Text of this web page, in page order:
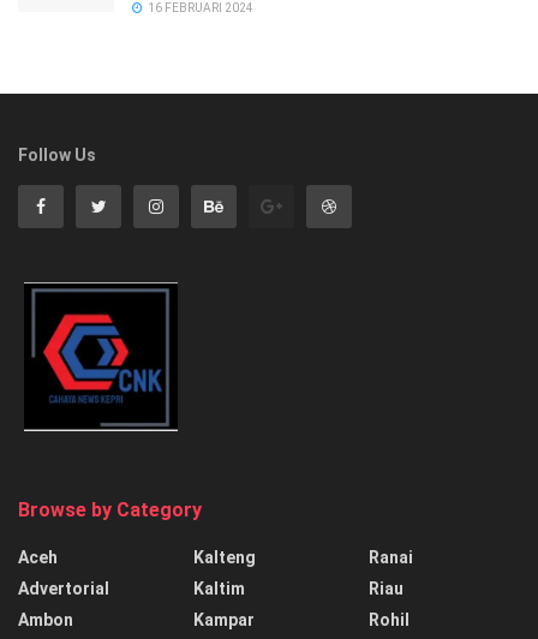
16 FEBRUARI 2024
Follow Us
Browse by Category
Aceh
Advertorial
Ambon
Kalteng
Kaltim
Kampar
Ranai
Riau
Rohil